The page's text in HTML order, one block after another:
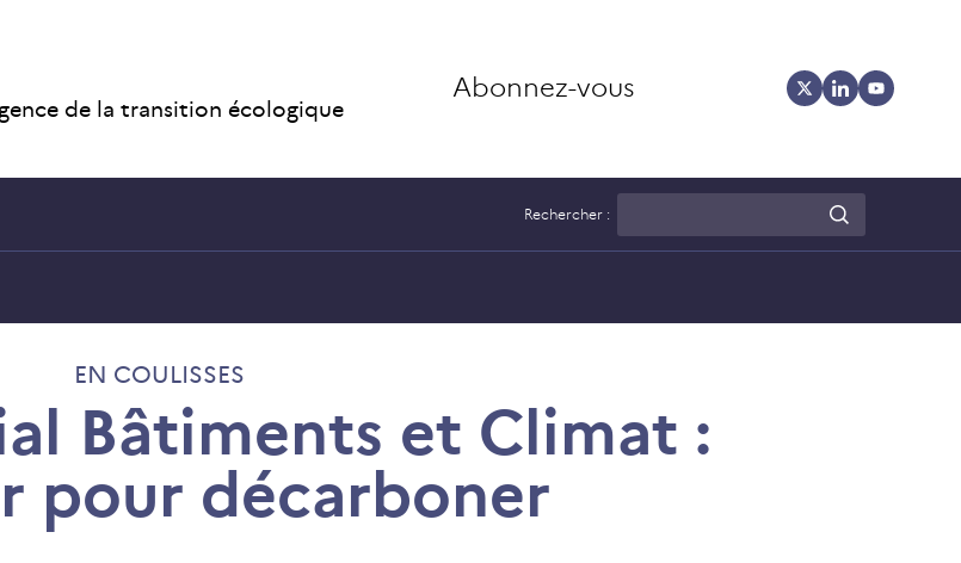
de la transition écologique
Abonnez-vous
Rechercher :
EN COULISSES
Bâtiments et Climat :
pour décarboner